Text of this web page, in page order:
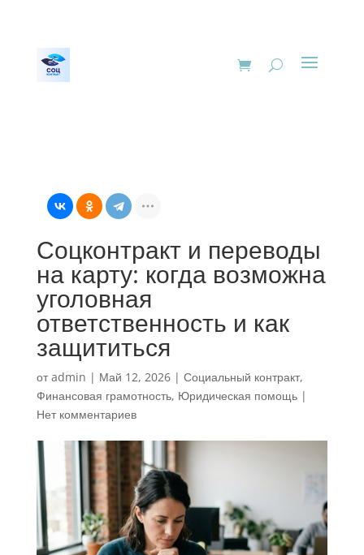
Соцконтракт и переводы
на карту: когда возможна
уголовная
ответственность и как
защититься
отadmin | Май 12, 2026| Социальный контракт,
Финансовая грамотность, Юридическая помощь|
Нет комментариев